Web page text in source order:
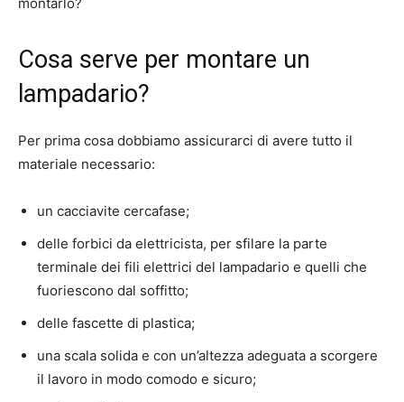
Cosa serve per montare un
lampadario?
Per prima cosa dobbiamo assicurarci di avere tutto il
materiale necessario:
un cacciavite cercafase;
delle forbici da elettricista, per sfilare la parte
terminale dei fili elettrici del lampadario e quelli che
fuoriescono dal soffitto;
delle fascette di plastica;
una scala solida e con un’altezza adeguata a scorgere
il lavoro in modo comodo e sicuro;